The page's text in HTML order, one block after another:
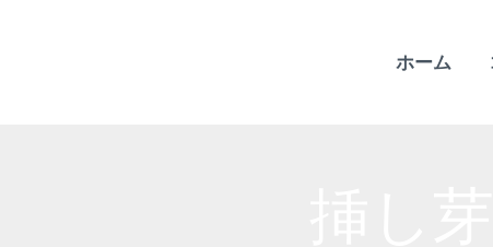
ホーム